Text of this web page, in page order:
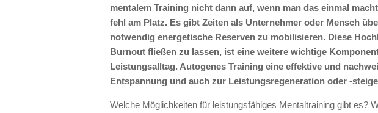
mentalem Training nicht dann auf, wenn man das einmal
fehl am Platz. Es gibt Zeiten als Unternehmer oder Mensch
notwendig energetische Reserven zu mobilisieren. Diese
Burnout fließen zu lassen, ist eine weitere wichtige
Leistungsalltag. Autogenes Training eine effektive und
Entspannung und auch zur Leistungsregeneration oder -
Welche Möglichkeiten für leistungsfähiges Mentaltraining gibt es?